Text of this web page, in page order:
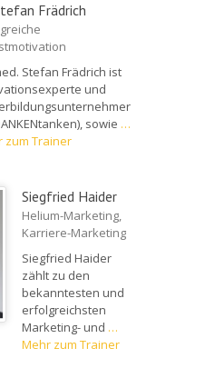
Frädrich
Stefan Frädrich ist
und
sowie …
zum Trainer
Siegfried Haider
Helium-Marketing,
Karriere-Marketing
Siegfried Haider
zählt zu den
bekanntesten und
erfolgreichsten
Marketing- und …
Mehr zum Trainer